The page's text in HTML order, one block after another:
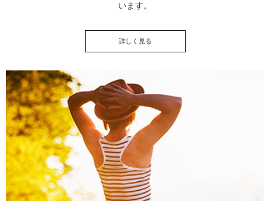
います。
詳しく見る